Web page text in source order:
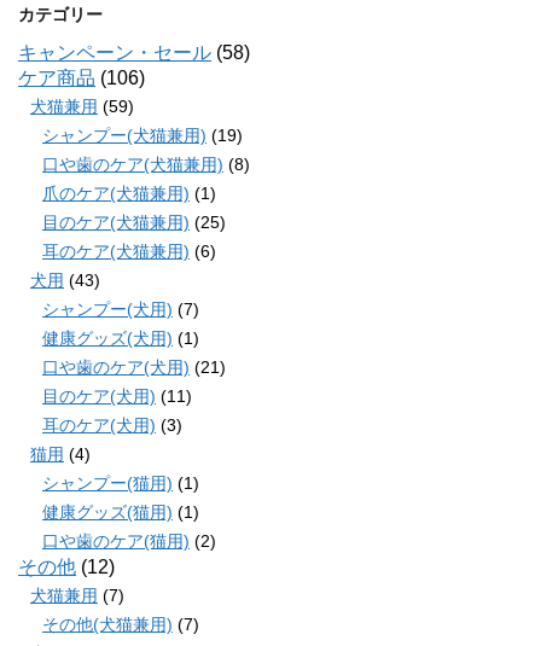
カテゴリー
キャンペーン・セール (58)
ケア商品 (106)
犬猫兼用 (59)
シャンプー(犬猫兼用) (19)
口や歯のケア(犬猫兼用) (8)
爪のケア(犬猫兼用) (1)
目のケア(犬猫兼用) (25)
耳のケア(犬猫兼用) (6)
犬用 (43)
シャンプー(犬用) (7)
健康グッズ(犬用) (1)
口や歯のケア(犬用) (21)
目のケア(犬用) (11)
耳のケア(犬用) (3)
猫用 (4)
シャンプー(猫用) (1)
健康グッズ(猫用) (1)
口や歯のケア(猫用) (2)
その他 (12)
犬猫兼用 (7)
その他(犬猫兼用) (7)